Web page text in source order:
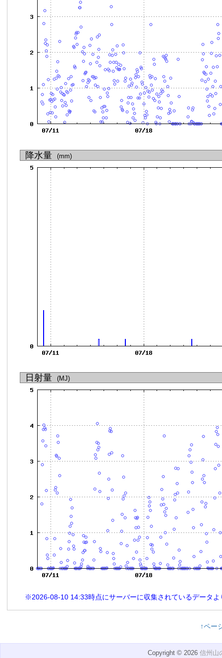
降水量 (mm)
日射量 (MJ)
※2026-08-10 14:33時点にサーバーに収集されているデータよ
↑ペー
Copyright © 2026 信州山